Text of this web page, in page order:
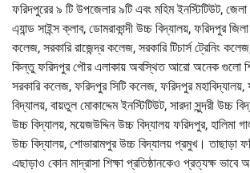
ফরিদপুরের ৯ টি উপজেলার ৯টি এবং মহিম ইনস্টিটিউট,
এ্যান্ড সাইন্স ক্লাব, ডোমরাকান্দী উচ্চ বিদ্যালয়, ফরিদপুর
কলেজ, সরকারি রাজেন্দ্র কলেজ, সরকারি টিচার্স ট্রেনিং
কিন্তু ফরিদপুর পৌর এলাকায় অবস্থিত আরো অনেক গুলো
সরকারি কলেজ, ফরিদপুর সিটি কলেজ, ফরিদপুর মহাবিদ্যালয়,
বিদ্যালয়, বায়তুল মোকাদ্দেম ইনস্টিটিউট, সারদা সুন্দরী উচ্চ
উচ্চ বিদ্যালয়, ময়েজউদ্দিন উচ্চ বিদ্যালয় ফরিদপুর,
উচ্চ বিদ্যালয়, শোভারামপুর উচ্চ বিদ্যালয় প্রমুখ। তাছাড়া
এছাড়াও কোন মাদ্রাসা শিক্ষা প্রতিষ্ঠানকেও প্রত্যক্ষ